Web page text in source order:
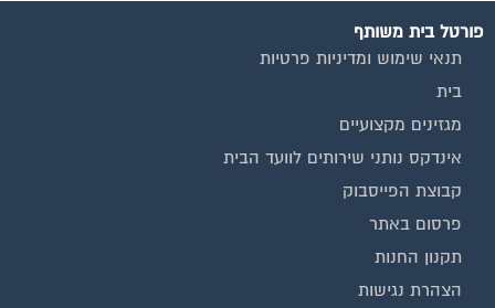
פורטל בית משותף
תנאי שימוש ומדיניות פרטיות
בית
מגזינים מקצועיים
אינדקס נותני שירותים לוועד הבית
קבוצת הפייסבוק
פרסום באתר
תקנון החנות
הצהרת נגישות